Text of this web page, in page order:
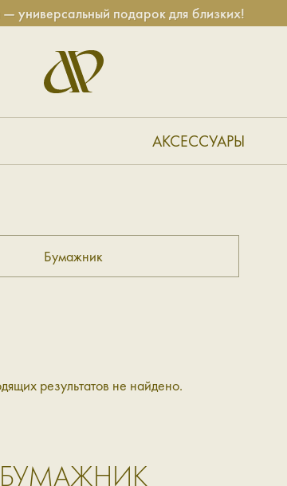
универсальный подарок для близких!
АКСЕССУАРЫ
Бумажник
результатов не найдено.
БУМАЖНИК